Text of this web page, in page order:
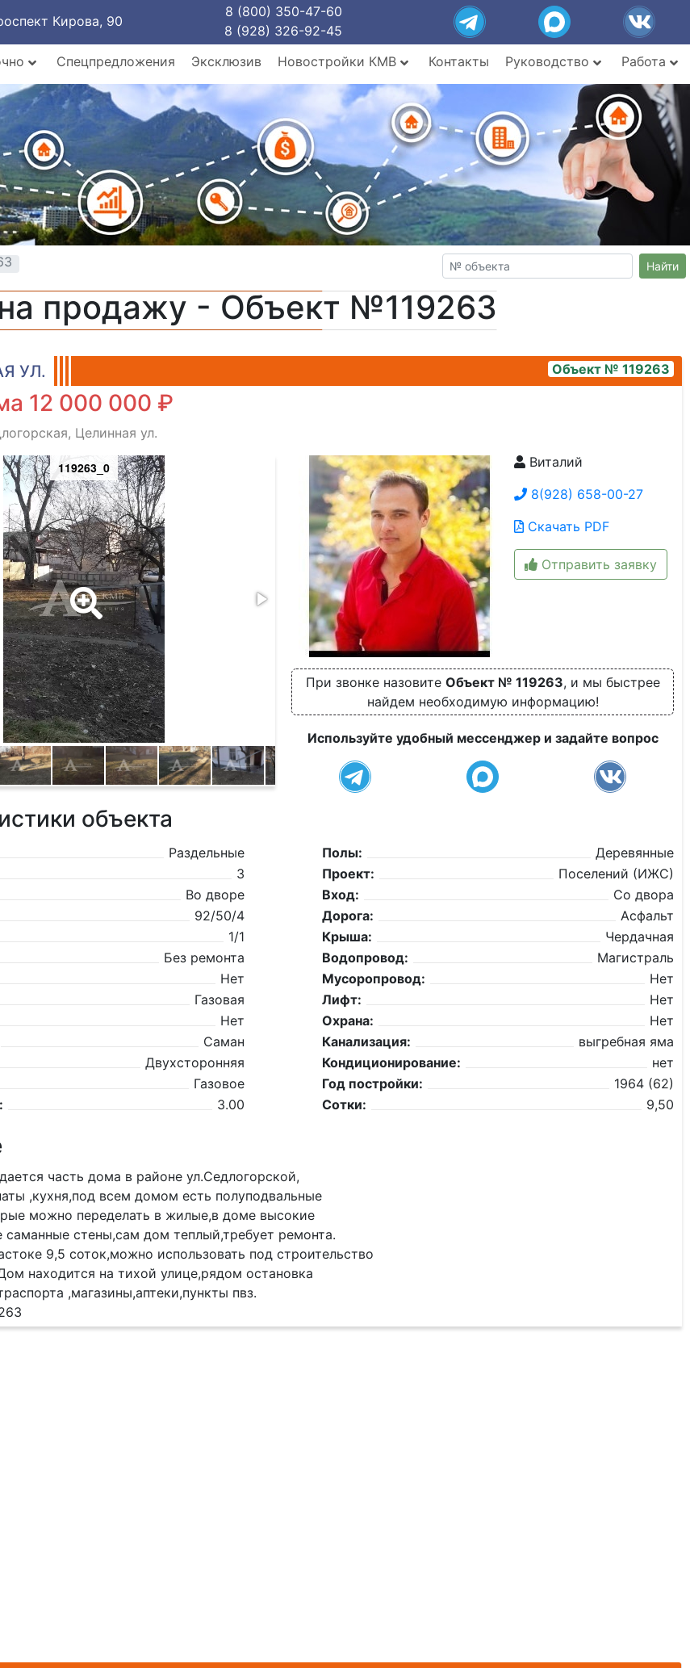
Кирова, 90
8 (800) 350-47-60
8 (928) 326-92-45
Спецпредложения Эксклюзив Новостройки КМВ Контакты Руководство Работа
Найти
продажу - Объект №119263
УЛ. Объект № 119263
12 000 000 ₽
Целинная ул.
119263_0 119263_2
Виталий
8(928) 658-00-27
Скачать PDF
Отправить заявку
При звонке назовите Объект № 119263, и мы быстрее
найдем необходимую информацию!
Используйте удобный мессенджер и задайте вопрос
объекта
Раздельные
3
Во дворе
92/50/4
1/1
Без ремонта
Нет
Газовая
Нет
Саман
Двухсторонняя
Газовое
3.00
Полы:
Деревянные
Проект:
Поселений (ИЖС)
Вход:
Со двора
Дорога:
Асфальт
Крыша:
Чердачная
Водопровод:
Магистраль
Мусоропровод:
Нет
Лифт:
Нет
Охрана:
Нет
Канализация:
выгребная яма
Кондиционирование:
нет
Год постройки:
1964 (62)
Сотки:
9,50
часть дома в районе ул.Седлогорской,
,кухня,под всем домом есть полуподвальные
можно переделать в жилые,в доме высокие
саманные стены,сам дом теплый,требует ремонта.
9,5 соток,можно использовать под строительство
находится на тихой улице,рядом остановка
,магазины,аптеки,пункты пвз.